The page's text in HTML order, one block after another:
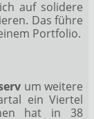
auf solidere
Das führe
Portfolio.
um weitere
ein Viertel
hat in 38